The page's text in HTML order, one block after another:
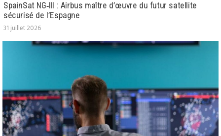
SpainSat NG‑III : Airbus maître d’œuvre du futur satellite
sécurisé de l’Espagne
31 juillet 2026